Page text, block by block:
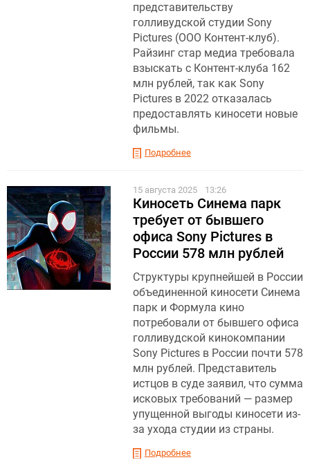
представительству
голливудской студии Sony
Pictures (ООО Контент-клуб).
Райзинг стар медиа требовала
взыскать с Контент-клуба 162
млн рублей, так как Sony
Pictures в 2022 отказалась
предоставлять киносети новые
фильмы.
Подробнее
15 августа 2025 13:26
Киносеть Синема парк
требует от бывшего
офиса Sony Pictures в
России 578 млн рублей
Структуры крупнейшей в России
объединенной киносети Синема
парк и Формула кино
потребовали от бывшего офиса
голливудской кинокомпании
Sony Pictures в России почти 578
млн рублей. Представитель
истцов в суде заявил, что сумма
исковых требований — размер
упущенной выгоды киносети из-
за ухода студии из страны.
Подробнее